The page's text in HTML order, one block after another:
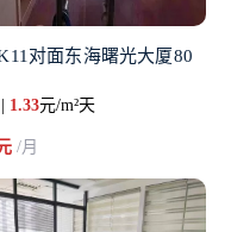
对面东海曙光大厦80
1.33元/m²天
/月